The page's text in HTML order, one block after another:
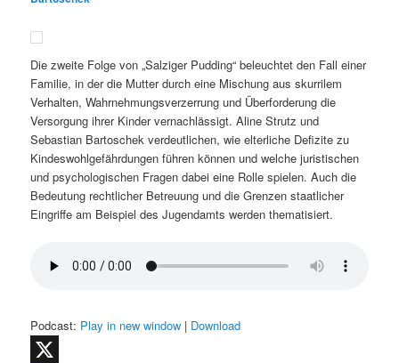
Die zweite Folge von „Salziger Pudding“ beleuchtet den Fall einer
Familie, in der die Mutter durch eine Mischung aus skurrilem
Verhalten, Wahrnehmungsverzerrung und Überforderung die
Versorgung ihrer Kinder vernachlässigt. Aline Strutz und
Sebastian Bartoschek verdeutlichen, wie elterliche Defizite zu
Kindeswohlgefährdungen führen können und welche juristischen
und psychologischen Fragen dabei eine Rolle spielen. Auch die
Bedeutung rechtlicher Betreuung und die Grenzen staatlicher
Eingriffe am Beispiel des Jugendamts werden thematisiert.
Podcast: Play in new window | Download